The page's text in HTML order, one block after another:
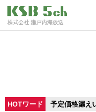
株式会社 瀬戸内海放送
HOTワード 予定価格漏え